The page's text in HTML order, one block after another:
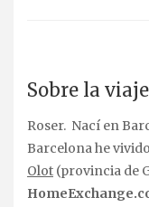
Sobre la
Roser. Nací en
Barcelona he
Olot (provincia de